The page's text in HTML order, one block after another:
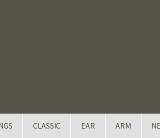
CLASSIC EAR ARM